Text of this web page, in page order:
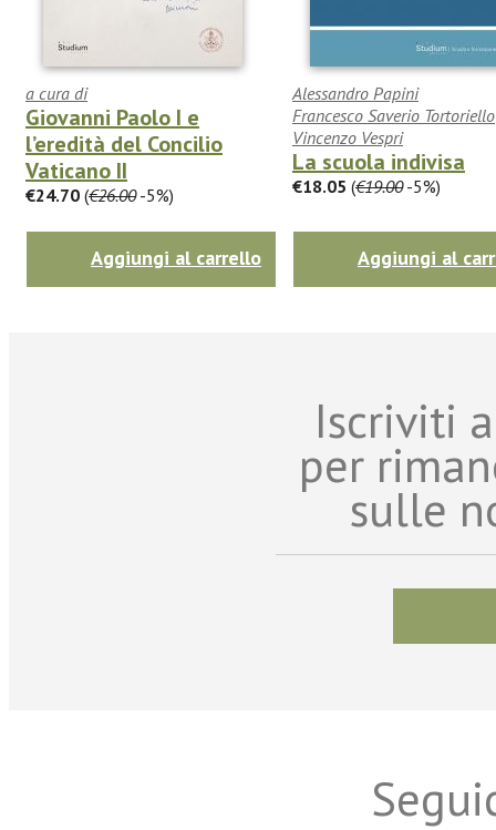
a cura di
Giovanni Paolo I e
l’eredità del Concilio
Vaticano II
€24.70 (€26.00-5%)
Aggiungi al carrello
Alessandro Papini
Francesco Saverio Tortoriello
Vincenzo Vespri
La scuola indivisa
€18.05 (€19.00-5%)
Aggiungi al
Iscriviti
per
sulle